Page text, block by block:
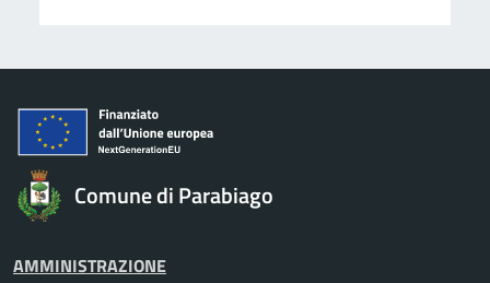
Comune di Parabiago
AMMINISTRAZIONE